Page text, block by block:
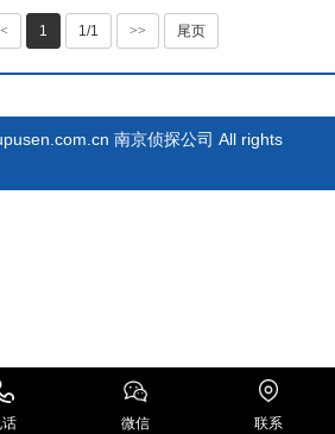
1 1/1 >> 尾页
南京侦探公司 All rights
微信 联系